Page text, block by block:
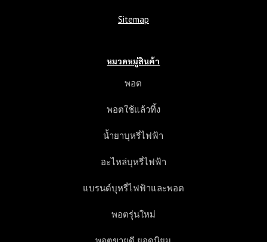
Sitemap
หมวดหมู่สินค้า
พอต
พอตใช้แล้วทิ้ง
น้ำยาบุหรี่ไฟฟ้า
อะไหล่บุหรี่ไฟฟ้า
แบรนด์บุหรี่ไฟฟ้าและพอต
พอตรุ่นใหม่